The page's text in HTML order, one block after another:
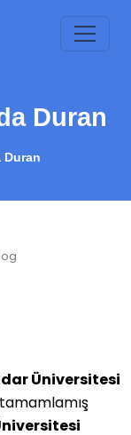
Duran
Duran
Üniversitesi